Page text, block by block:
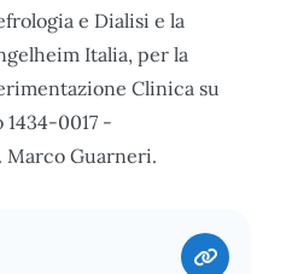
e Dialisi e la
Italia, per la
Clinica su
0017 -
Guarneri.